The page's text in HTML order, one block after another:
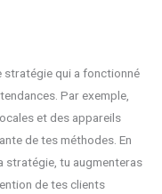
stratégie qui a fonctionné
Par exemple,
et des appareils
de tes méthodes. En
stratégie, tu augmenteras
de tes clients